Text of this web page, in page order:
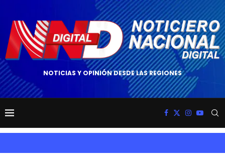
NOTICIAS Y OPINIÓN DESDE LAS REGIONES